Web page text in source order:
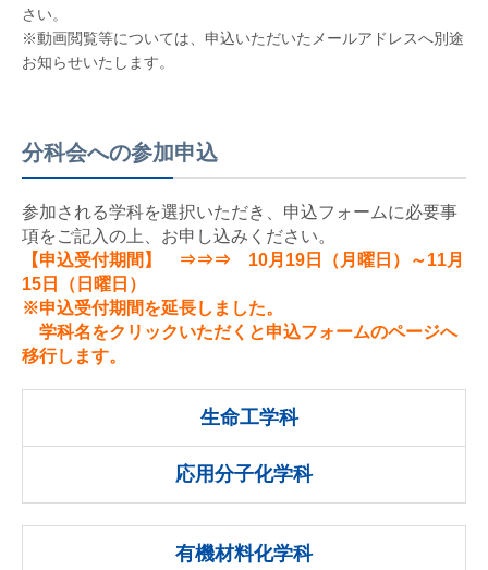
さい。
※動画閲覧等については、申込いただいたメールアドレスへ別途
お知らせいたします。
分科会への参加申込
参加される学科を選択いただき、申込フォームに必要事
項をご記入の上、お申し込みください。
【申込受付期間】 ⇒⇒⇒ 10月19日（月曜日）～11月
15日（日曜日）
※申込受付期間を延長しました。
学科名をクリックいただくと申込フォームのページへ
移行します。
生命工学科
応用分子化学科
有機材料化学科